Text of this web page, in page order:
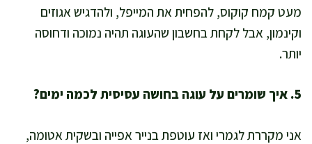
מעט קמח קוקוס, להפחית את המייפל, ולהדגיש אגוזים
וקינמון, אבל לקחת בחשבון שהעוגה תהיה נמוכה ודחוסה
יותר.
5. איך שומרים על עוגה בחושה עסיסית לכמה ימים?
אני מקררת לגמרי ואז עוטפת בנייר אפייה ובשקית אטומה,